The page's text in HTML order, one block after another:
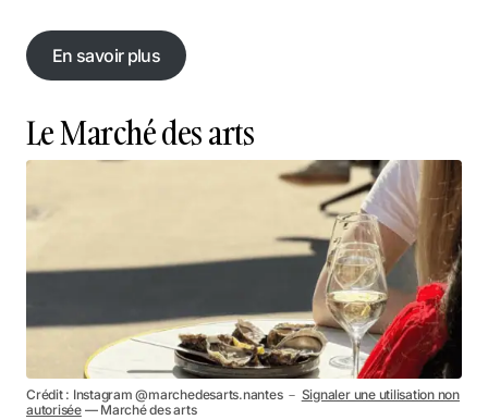
En savoir plus
En savoir plus
Le Marché des arts
Crédit : Instagram @marchedesarts.nantes － Signaler une utilisation non
autorisée— Marché des arts